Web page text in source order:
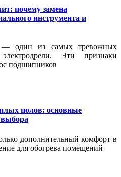
почему замена
инструмента и
один из самых тревожных
Эти признаки
подшипников
полов: основные
выбора
дополнительный комфорт в
для обогрева помещений